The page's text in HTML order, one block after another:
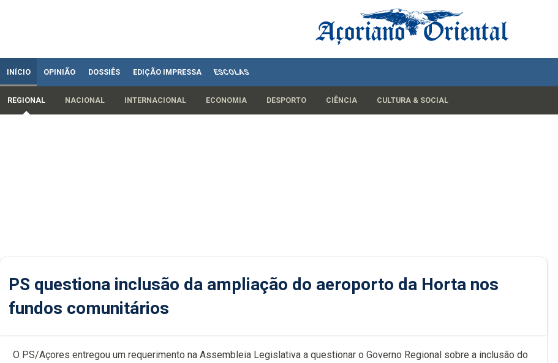
INÍCIO OPINIÃO DOSSIÊS EDIÇÃO IMPRESSA ESCOLAS
REGIONAL NACIONAL INTERNACIONAL ECONOMIA DESPORTO CIÊNCIA CULTURA & SOCIAL
PS questiona inclusão da ampliação do aeroporto da Horta nos
fundos comunitários
O PS/Açores entregou um requerimento na Assembleia Legislativa a questionar o Governo Regional sobre a inclusão do